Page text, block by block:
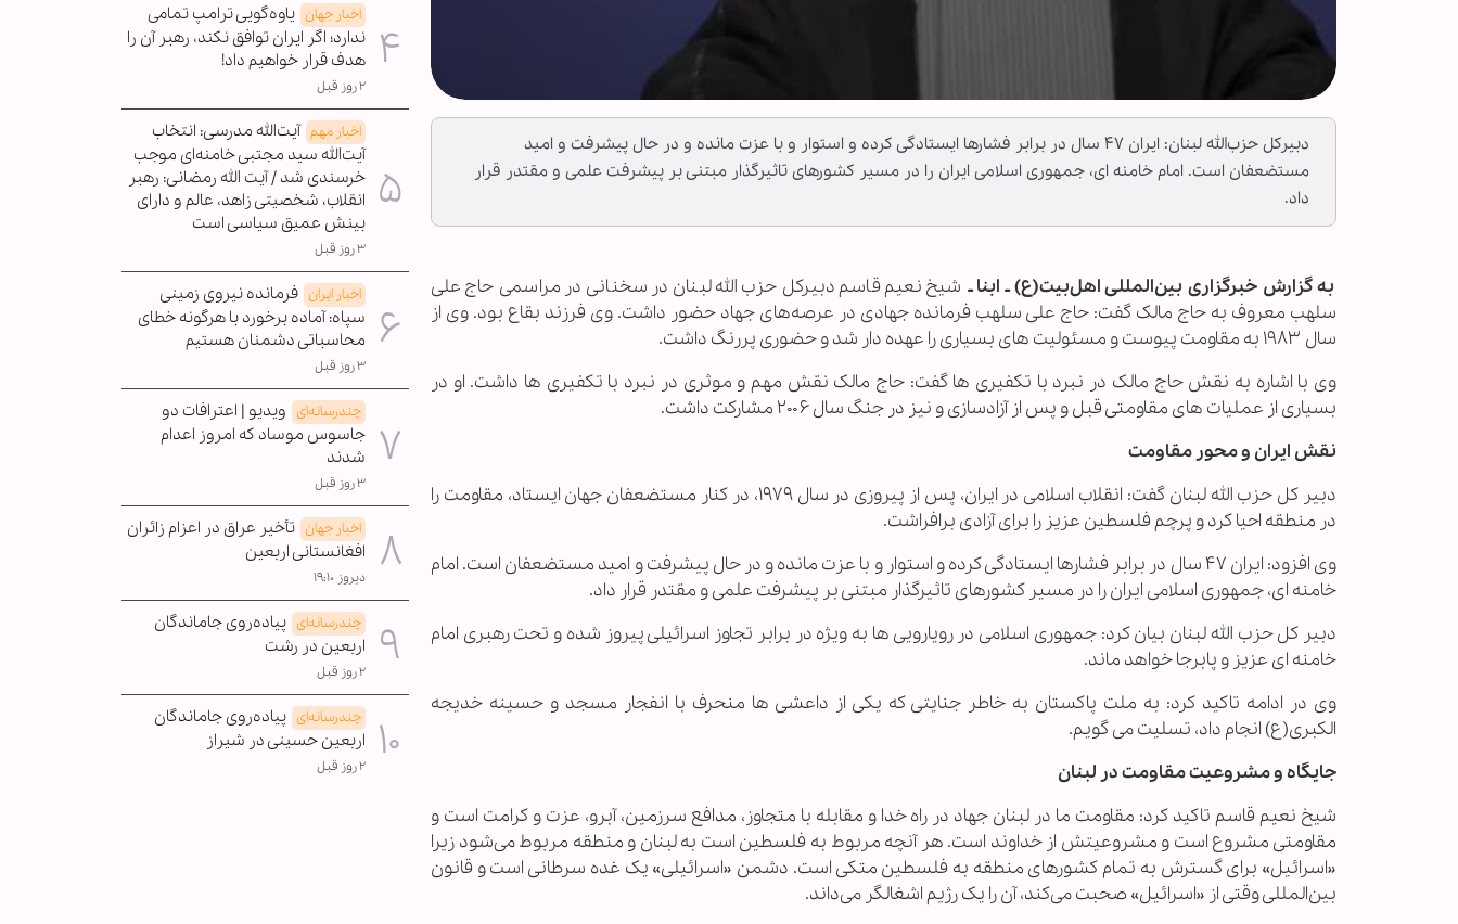
دبیرکل حزب‌الله لبنان: ایران ۴۷ سال در برابر فشارها ایستادگی کرده و استوار و با عزت مانده و در حال پیشرفت و امید
مستضعفان است. امام خامنه ای، جمهوری اسلامی ایران را در مسیر کشورهای تاثیرگذار مبتنی بر پیشرفت علمی و مقتدر قرار
داد.
به گزارش خبرگزاری بین‌المللی اهل‌بیت(ع) ـ ابنا ـ شیخ نعیم قاسم دبیرکل حزب الله لبنان در سخنانی در مراسمی حاج علی
سلهب معروف به حاج مالک گفت: حاج علی سلهب فرمانده جهادی در عرصه‌های جهاد حضور داشت. وی فرزند بقاع بود. وی از
سال ۱۹۸۳ به مقاومت پیوست و مسئولیت های بسیاری را عهده دار شد و حضوری پررنگ داشت.
وی با اشاره به نقش حاج مالک در نبرد با تکفیری ها گفت: حاج مالک نقش مهم و موثری در نبرد با تکفیری ها داشت. او در
بسیاری از عملیات های مقاومتی قبل و پس از آزادسازی و نیز در جنگ سال ۲۰۰۶ مشارکت داشت.
نقش ایران و محور مقاومت
دبیر کل حزب الله لبنان گفت: انقلاب اسلامی در ایران، پس از پیروزی در سال ۱۹۷۹، در کنار مستضعفان جهان ایستاد، مقاومت را
در منطقه احیا کرد و پرچم فلسطین عزیز را برای آزادی برافراشت.
وی افزود: ایران ۴۷ سال در برابر فشارها ایستادگی کرده و استوار و با عزت مانده و در حال پیشرفت و امید مستضعفان است. امام
خامنه ای، جمهوری اسلامی ایران را در مسیر کشورهای تاثیرگذار مبتنی بر پیشرفت علمی و مقتدر قرار داد.
دبیر کل حزب الله لبنان بیان کرد: جمهوری اسلامی در رویارویی ها به ویژه در برابر تجاوز اسرائیلی پیروز شده و تحت رهبری امام
خامنه ای عزیز و پابرجا خواهد ماند.
وی در ادامه تاکید کرد: به ملت پاکستان به خاطر جنایتی که یکی از داعشی ها منحرف با انفجار مسجد و حسینه خدیجه
الکبری(ع) انجام داد، تسلیت می گویم.
جایگاه و مشروعیت مقاومت در لبنان
شیخ نعیم قاسم تاکید کرد: مقاومت ما در لبنان جهاد در راه خدا و مقابله با متجاوز، مدافع سرزمین، آبرو، عزت و کرامت است و
مقاومتی مشروع است و مشروعیتش از خداوند است. هر آنچه مربوط به فلسطین است به لبنان و منطقه مربوط می‌شود زیرا
«اسرائیل» برای گسترش به تمام کشورهای منطقه به فلسطین متکی است. دشمن «اسرائیلی» یک غده سرطانی است و قانون
بین‌المللی وقتی از «اسرائیل» صحبت می‌کند، آن را یک رژیم اشغالگر می‌داند.
اخبار جهان یاوه‌گویی ترامپ تمامی
ندارد؛ اگر ایران توافق نکند، رهبر آن را
هدف قرار خواهیم داد!
۲ روز قبل
اخبار مهم آیت‌الله مدرسی: انتخاب
آیت‌الله سید مجتبی خامنه‌ای موجب
خرسندی شد / آیت الله رمضانی: رهبر
انقلاب، شخصیتی زاهد، عالم و دارای
بینش عمیق سیاسی است
۳ روز قبل
اخبار ایران فرمانده نیروی زمینی
سپاه: آماده برخورد با هرگونه خطای
محاسباتی دشمنان هستیم
۳ روز قبل
چندرسانه‌ای ویدیو | اعترافات دو
جاسوس موساد که امروز اعدام
شدند
۳ روز قبل
اخبار جهان تأخیر عراق در اعزام زائران
افغانستانی اربعین
دیروز ۱۹:۱۰
چندرسانه‌ای پیاده‌روی جاماندگان
اربعین در رشت
۲ روز قبل
چندرسانه‌ای پیاده‌روی جاماندگان
اربعین حسینی در شیراز
۲ روز قبل